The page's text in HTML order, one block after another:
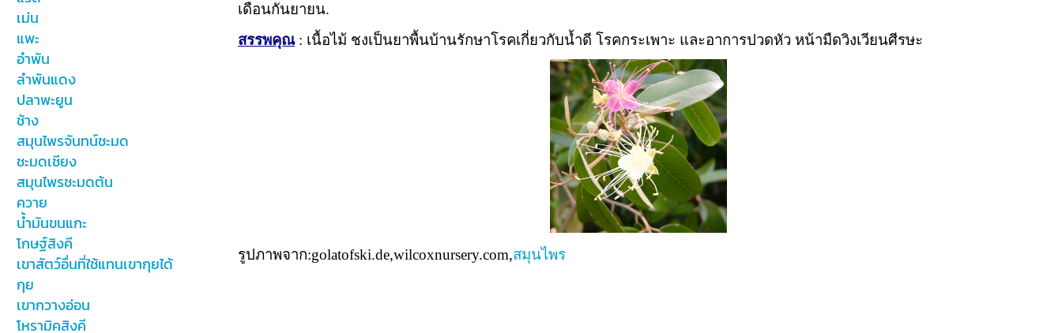
เม่น
แพะ
อำพัน
ลำพันแดง
ปลาพะยูน
ช้าง
สมุนไพรจันทน์ชะมด
ชะมดเชียง
สมุนไพรชะมดต้น
ควาย
น้ำมันขนแกะ
โกษฐ์สิงคี
เขาสัตว์อื่นที่ใช้แทนเขากุยได้
กุย
เขากวางอ่อน
โหรามิคสิงคี
เดือนกันยายน.
สรรพคุณ : เนื้อไม้ ชงเป็นยาพื้นบ้านรักษาโรคเกี่ยวกับน้ำดี โรคกระเพาะ และอาการปวดหัว หน้ามืดวิงเวียนศีรษะ
รูปภาพจาก:golatofski.de,wilcoxnursery.com,สมุนไพร